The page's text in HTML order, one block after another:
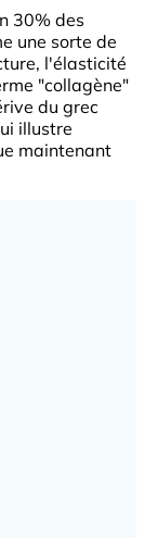
30% des
une sorte de
l'élasticité
"collagène"
du grec
illustre
maintenant